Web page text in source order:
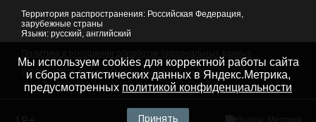
Территория распространения: Российская Федерация,
зарубежные страны
Языки: русский, английский
© 2007 - 2026Портал Читы и Забайкальского края
Мы используем cookies для корректной работы сайта
и сбора статистических данных в Яндекс.Метрика,
предусмотренных политикой конфиденциальности
Принять